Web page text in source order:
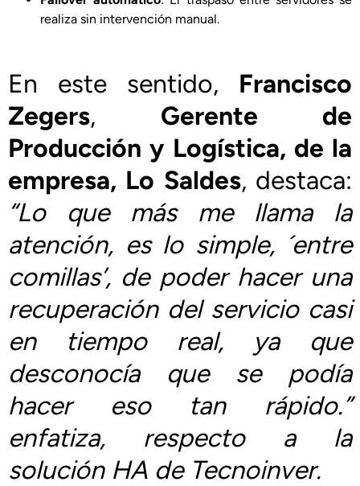
realiza sin intervención manual.
En este sentido, Francisco
Zegers, Gerente de
Producción y Logística, de la
empresa, Lo Saldes, destaca:
“Lo que más me llama la
atención, es lo simple, ´entre
comillas’, de poder hacer una
recuperación del servicio casi
en tiempo real, ya que
desconocía que se podía
hacer eso tan rápido.”
enfatiza, respecto a la
solución HA de Tecnoinver.